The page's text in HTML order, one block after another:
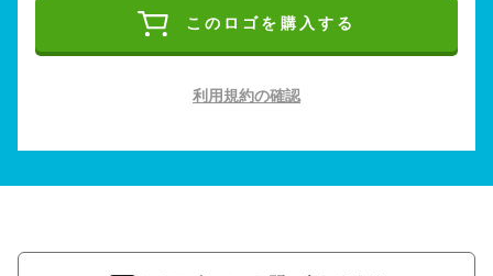
このロゴを購入する
利用規約の確認